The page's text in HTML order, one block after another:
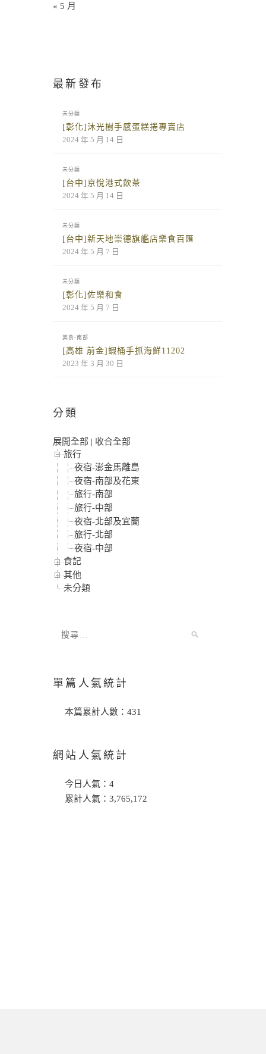
« 5 月
最新發布
未分類
[彰化]沐光樹手感蛋糕捲專賣店
2024 年 5 月 14 日
未分類
[台中]京悅港式飲茶
2024 年 5 月 14 日
未分類
[台中]新天地崇德旗艦店樂食百匯
2024 年 5 月 7 日
未分類
[彰化]佐樂和食
2024 年 5 月 7 日
美食-南部
[高雄 前金]蝦桶手抓海鮮11202
2023 年 3 月 30 日
分類
展開全部 | 收合全部
旅行
夜宿-澎金馬離島
夜宿-南部及花東
旅行-南部
旅行-中部
夜宿-北部及宜蘭
旅行-北部
夜宿-中部
食記
其他
未分類
單篇人氣統計
本篇累計人數： 431
網站人氣統計
今日人氣： 4
累計人氣： 3,765,172